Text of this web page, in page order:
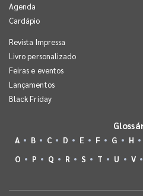
Agenda
Cardápio
Revista Impressa
Livro personalizado
Feiras e eventos
Lançamentos
Black Friday
A B C D E F G H
O
P Q R S T U V